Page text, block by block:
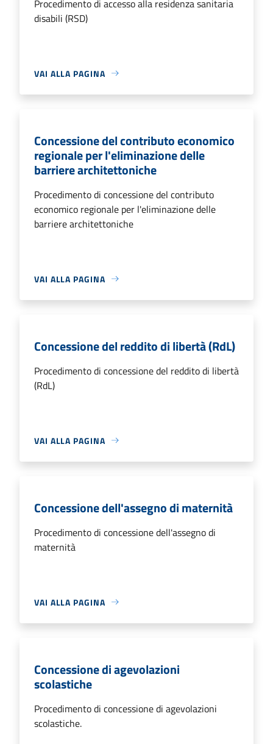
Procedimento di accesso alla residenza sanitaria
disabili (RSD)
VAI ALLA PAGINA
Concessione del contributo economico
regionale per l'eliminazione delle
barriere architettoniche
Procedimento di concessione del contributo
economico regionale per l'eliminazione delle
barriere architettoniche
VAI ALLA PAGINA
Concessione del reddito di libertà (RdL)
Procedimento di concessione del reddito di libertà
(RdL)
VAI ALLA PAGINA
Concessione dell'assegno di maternità
Procedimento di concessione dell'assegno di
maternità
VAI ALLA PAGINA
Concessione di agevolazioni
scolastiche
Procedimento di concessione di agevolazioni
scolastiche.